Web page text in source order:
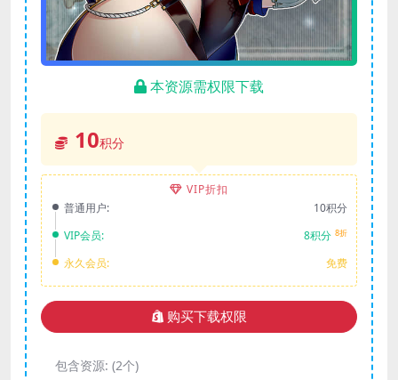
本资源需权限下载
10积分
VIP折扣
普通用户:
10积分
VIP会员:
8积分 8折
永久会员: 免费
购买下载权限
包含资源: (2个)